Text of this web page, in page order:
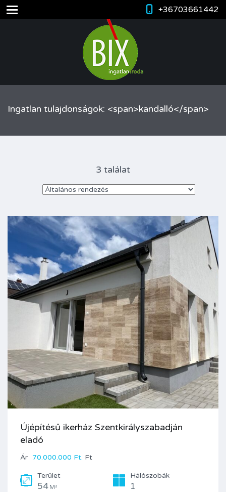
+36703661442
Ingatlan tulajdonságok: <span>kandalló</span>
3 találat
Újépítésű ikerház Szentkirályszabadján
eladó
Ár 70.000.000 Ft. Ft
Terület
54 M²
Hálószobák
1